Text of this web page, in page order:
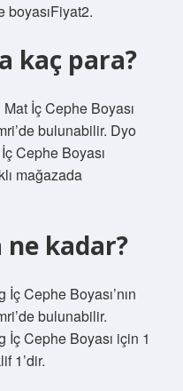
kaç para?
İç Cephe Boyası
bulunabilir. Dyo
Cephe Boyası
mağazada
kadar?
Cephe Boyası’nın
bulunabilir.
İç Cephe Boyası için 1
1’dir.